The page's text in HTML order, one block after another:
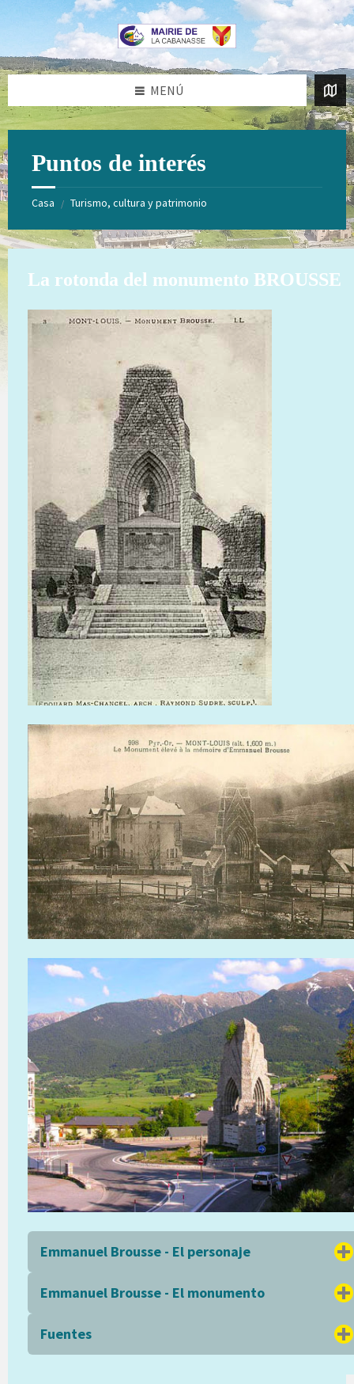
Saltar
Saltar
página
MENÚ
Puntos de interés
Casa / Turismo, cultura y patrimonio
La rotonda del monumento BROUSSE
Emmanuel Brousse - El personaje
Emmanuel Brousse - El monumento
Fuentes